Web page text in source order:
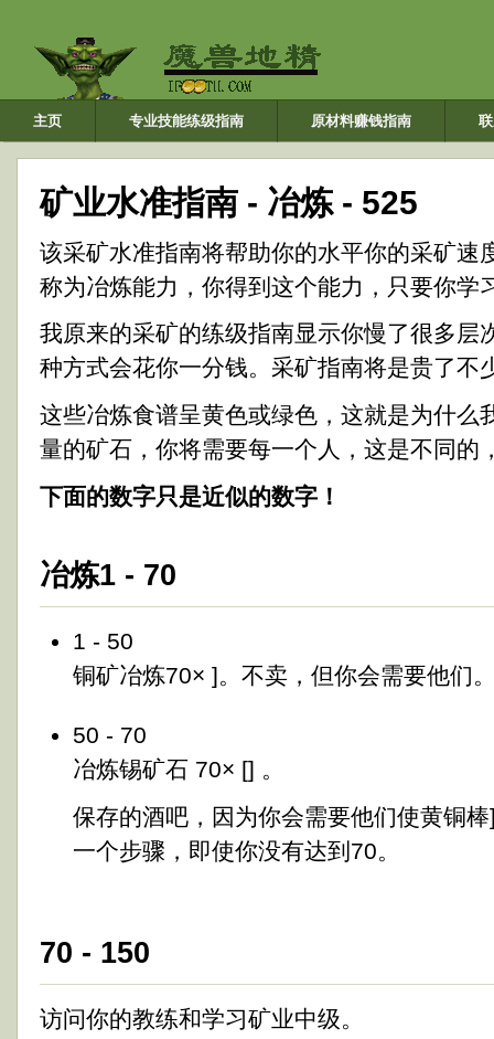
主页 专业技能练级指南 原材料赚钱指南
矿业水准指南 - 冶炼 - 525
该采矿水准指南将帮助你的水平你的采矿速
称为冶炼能力，你得到这个能力，只要你学
我原来的采矿的练级指南显示你慢了很多层
种方式会花你一分钱。采矿指南将是贵了不
这些冶炼食谱呈黄色或绿色，这就是为什么
量的矿石，你将需要每一个人，这是不同的
下面的数字只是近似的数字！
冶炼1 - 70
1 - 50
铜矿冶炼70× ]。不卖，但你会需要他们
50 - 70
冶炼锡矿石 70× [] 。
保存的酒吧，因为你会需要他们使黄铜
一个步骤，即使你没有达到70。
70 - 150
访问你的教练和学习矿业中级。